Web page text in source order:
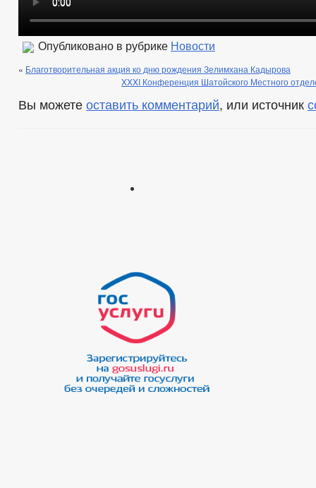
Опубликовано в рубрике Новости
« Благотворительная акция ко дню рождения Зелимхана Кадырова
XXXI Конференция Шатойского Местного
Вы можете оставить комментарий, или источник